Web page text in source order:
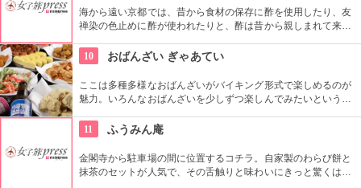
海から遠い京都では、昔から食材の保存に酢を使用したり、友
禅染の色止めに酢が使われたりと、酢は昔から親しまれて来ま
れ、そのまろやかな味わいは有名料亭や寿司屋、料理家から愛
され続けています。
10 おばんざい ぎゃあてい
ここは多種多様なおばんざいがバイキング形式で楽しめるのが
魅力。いろんなおばんざいを少しずつ楽しんでみたいという人
をそそる。
11 ふうみん庵
金閣寺から駐車場の間に位置するコチラ。自家製のわらび餅と
抹茶のセットが人気で、その舌触りと味わいにきっと驚くは